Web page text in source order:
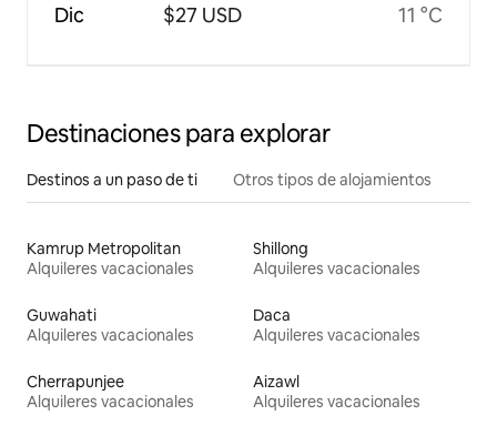
Dic $27 USD 11 °C
Destinaciones para explorar
Destinos a un paso de ti Otros tipos de alojamientos
Kamrup Metropolitan
Alquileres vacacionales
Shillong
Alquileres vacacionales
Guwahati
Alquileres vacacionales
Daca
Alquileres vacacionales
Cherrapunjee
Alquileres vacacionales
Aizawl
Alquileres vacacionales